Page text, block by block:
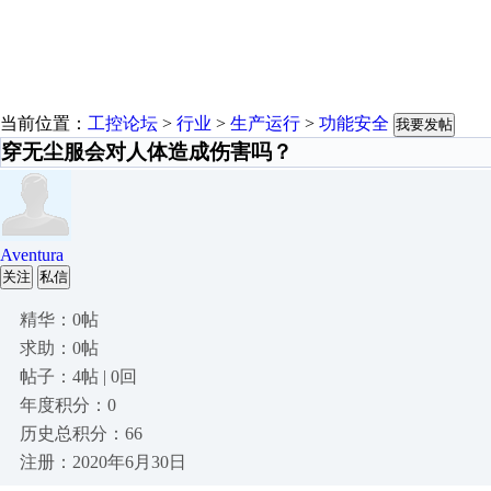
当前位置： 工控论坛 > 行业 > 生产运行 > 功能安全 我要发帖
穿无尘服会对人体造成伤害吗？
Aventura
关注 私信
精华：0帖
求助：0帖
帖子：4帖 | 0回
年度积分：0
历史总积分：66
注册：2020年6月30日